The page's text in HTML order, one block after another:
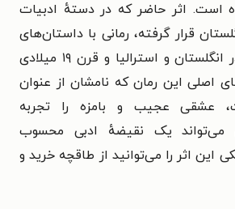
است. اثر حاضر که در دستهٔ ادبیات
قرن ۲۰ انگلستان قرار گرفته، رمانی با داستان‌های
گوناگون است که در انگلستان و استرالیا و قرن ۱۹ میلادی
اصلی این رمان که نامشان از عنوان
عشقی عجیب و بامزه را تجربه
می‌تواند یک نقیضهٔ ادبی محسوب
این اثر را می‌توانید از طاقچه خرید و